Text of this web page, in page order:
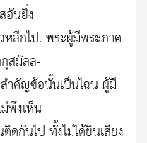
อันยิ่ง
หลีกไป. พระผู้มีพระภาค
สมัลล-
ำคัญข้อนั้นเป็นไฉน ผู้มี
พึงเห็น
กันไป ทั้งไม่ได้ยินเสียง